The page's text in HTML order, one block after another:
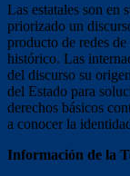
Las estatales son en
priorizado un
producto de redes
histórico. Las
del discurso su
del Estado para
derechos básicos
a conocer la
Información de la